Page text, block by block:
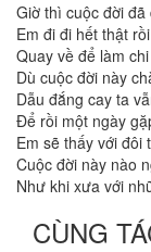
Giờ thì cuộc đời đã
Em đi đi hết thật rồi
Quay về để làm chi
Dù cuộc đời này
Dẫu đắng cay ta
Để rồi một ngày
Em sẽ thấy với đôi
Cuộc đời này nào
Như khi xưa với
CÙNG